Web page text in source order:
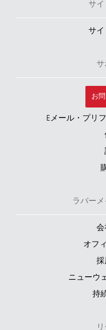
サイ
サイ
サ
お
Eメール・プリ
ラバー
会
オフ
採
ニューウ
持